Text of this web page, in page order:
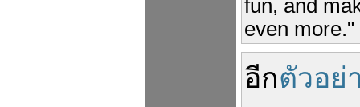
fun, and
even more."
อีกตัวอย่